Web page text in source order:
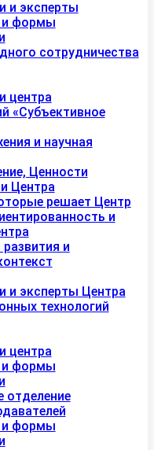
и эксперты
и формы
сотрудничества
центра
«Субъективное
и научная
Ценности
Центра
решает Центр
и
и
и эксперты Центра
технологий
центра
и формы
отделение
и формы